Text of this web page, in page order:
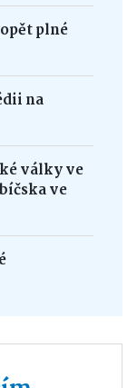
plné
na
války ve
ve